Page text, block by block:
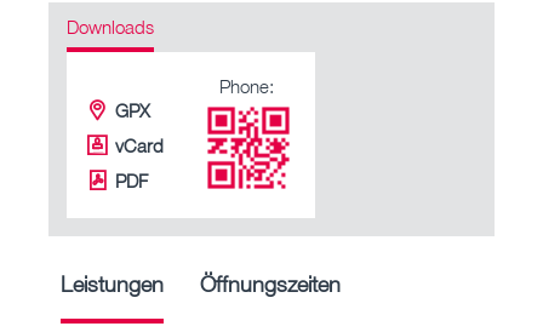
Downloads
GPX
vCard
PDF
Phone:
Leistungen Öffnungszeiten